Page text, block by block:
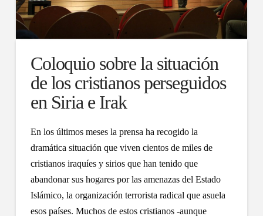
Coloquio sobre la situación
de los cristianos perseguidos
en Siria e Irak
En los últimos meses la prensa ha recogido la
dramática situación que viven cientos de miles de
cristianos iraquíes y sirios que han tenido que
abandonar sus hogares por las amenazas del Estado
Islámico, la organización terrorista radical que asuela
esos países. Muchos de estos cristianos -aunque